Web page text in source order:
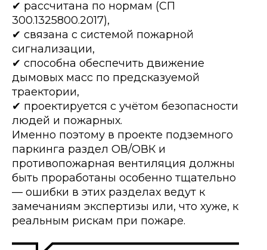
✔ рассчитана по нормам (СП
300.1325800.2017),
✔ связана с системой пожарной
сигнализации,
✔ способна обеспечить движение
дымовых масс по предсказуемой
траектории,
✔ проектируется с учётом безопасности
людей и пожарных.
Именно поэтому в проекте подземного
паркинга раздел ОВ/ОВК и
противопожарная вентиляция должны
быть проработаны особенно тщательно
— ошибки в этих разделах ведут к
замечаниям экспертизы или, что хуже, к
реальным рискам при пожаре.